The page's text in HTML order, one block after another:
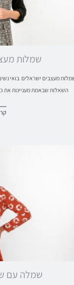
שמלות
מעצבים ישראלים בואי
השאלות שבאמת מעניינות את
שמלה עם